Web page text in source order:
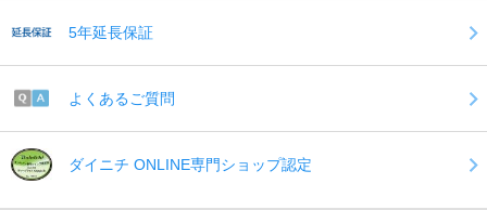
5年延長保証
よくあるご質問
ダイニチ ONLINE専門ショップ認定